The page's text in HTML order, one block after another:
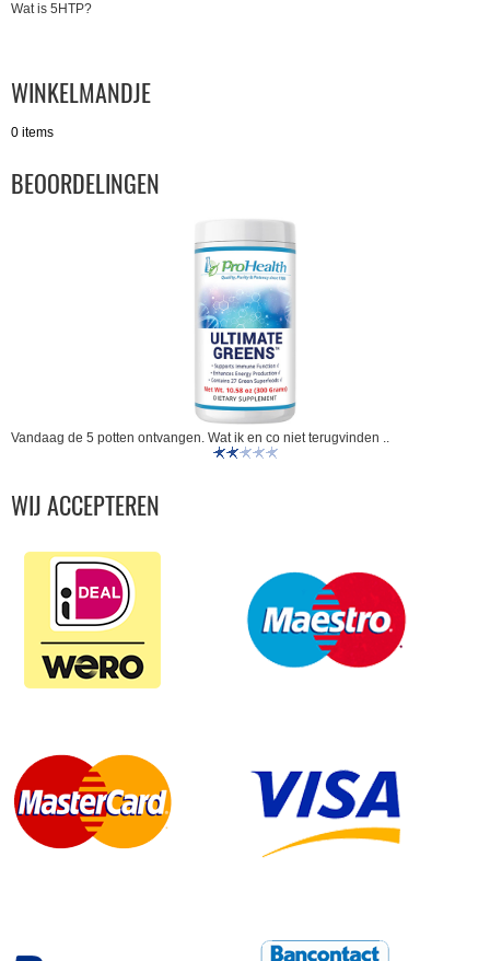
Wat is 5HTP?
WINKELMANDJE
0 items
BEOORDELINGEN
Vandaag de 5 potten ontvangen. Wat ik en co niet terugvinden ..
WIJ ACCEPTEREN